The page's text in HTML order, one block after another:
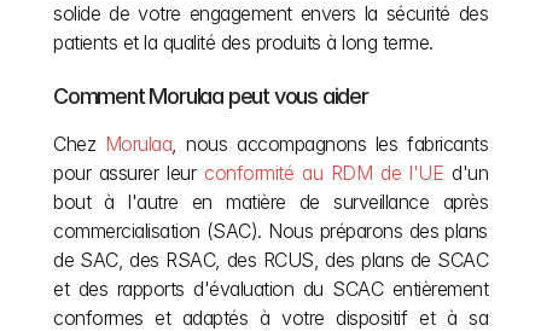
solide de votre engagement envers la sécurité des
patients et la qualité des produits à long terme.
Comment Morulaa peut vous aider
Chez Morulaa, nous accompagnons les fabricants
pour assurer leur conformité au RDM de l'UE d'un
bout à l'autre en matière de surveillance après
commercialisation (SAC). Nous préparons des plans
de SAC, des RSAC, des RCUS, des plans de SCAC
et des rapports d'évaluation du SCAC entièrement
conformes et adaptés à votre dispositif et à sa